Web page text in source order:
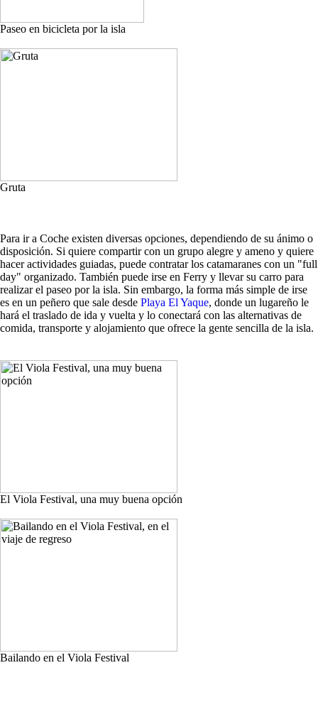
Paseo en bicicleta por la isla
Gruta
Para ir a Coche existen diversas opciones, dependiendo de su ánimo o
disposición. Si quiere compartir con un grupo alegre y ameno y quiere
hacer actividades guiadas, puede contratar los catamaranes con un "full
day" organizado. También puede irse en Ferry y llevar su carro para
realizar el paseo por la isla. Sin embargo, la forma más simple de irse
es en un peñero que sale desde Playa El Yaque, donde un lugareño le
hará el traslado de ida y vuelta y lo conectará con las alternativas de
comida, transporte y alojamiento que ofrece la gente sencilla de la isla.
El Viola Festival, una muy buena opción
Bailando en el Viola Festival